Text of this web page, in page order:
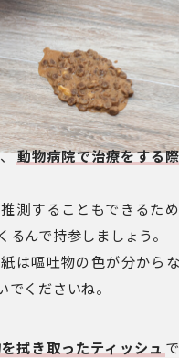
動物病院で治療をする
測することもできるた
んで持参しましょう。
は嘔吐物の色が分から
でくださいね。
拭き取ったティッシュ